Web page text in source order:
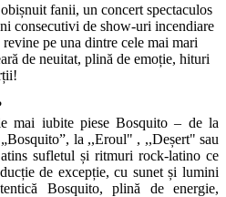
fanii, un concert spectaculos
consecutivi de show-uri incendiare
pe una dintre cele mai mari
de neuitat, plină de emoție, hituri
mai iubite piese Bosquito – de la
la ,,Eroul" , ,,Deșert" sau
sufletul și ritmuri rock-latino ce
de excepție, cu sunet și lumini
Bosquito, plină de energie,